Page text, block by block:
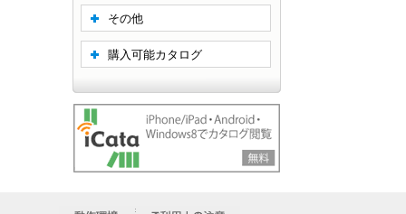
その他
購入可能カタログ